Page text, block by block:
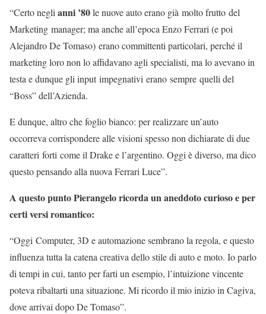
“Certo neglianni ’80le nuove auto erano già molto frutto del
Marketing manager; ma anche all’epoca Enzo Ferrari (e poi
Alejandro De Tomaso) erano committenti particolari, perché il
marketing loro non lo affidavano agli specialisti, ma lo avevano in
testa e dunque gli input impegnativi erano sempre quelli del
“Boss” dell’Azienda.
E dunque, altro che foglio bianco: per realizzare un’auto
occorreva corrispondere alle visioni spesso non dichiarate di due
caratteri forti come il Drake e l’argentino. Oggi è diverso, ma dico
questo pensando alla nuova Ferrari Luce”.
A questo punto Pierangelo ricorda un aneddoto curioso e per
certi versi romantico:
“Oggi Computer, 3D e automazione sembrano la regola, e questo
influenza tutta la catena creativa dello stile di auto e moto. Io parlo
di tempi in cui, tanto per farti un esempio, l’intuizione vincente
poteva ribaltarti una situazione. Mi ricordo il mio inizio in Cagiva,
dove arrivai dopo De Tomaso”.